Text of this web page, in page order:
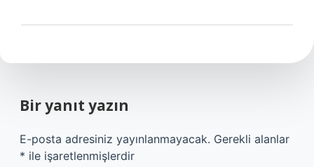
Bir yanıt yazın
E-posta adresiniz yayınlanmayacak. Gerekli alanlar
* ile işaretlenmişlerdir